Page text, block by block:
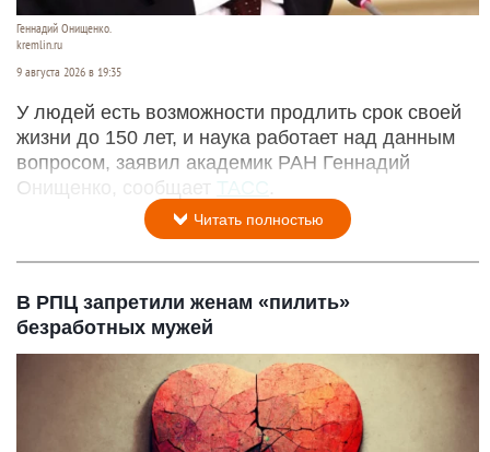
Геннадий Онищенко.
kremlin.ru
9 августа 2026 в 19:35
У людей есть возможности продлить срок своей
жизни до 150 лет, и наука работает над данным
вопросом, заявил академик РАН Геннадий
Онищенко, сообщает ТАСС
Читать полностью
В РПЦ запретили женам «пилить»
безработных мужей